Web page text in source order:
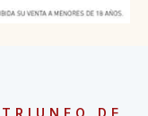
DE